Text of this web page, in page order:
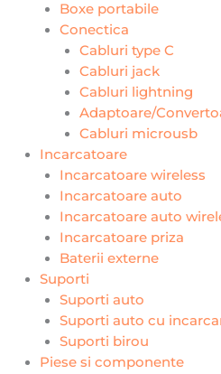
Boxe portabile
Conectica
Cabluri type C
Cabluri jack
Cabluri lightning
Adaptoare/
Cabluri microusb
Incarcatoare
Incarcatoare wireless
Incarcatoare auto
Incarcatoare auto
Incarcatoare priza
Baterii externe
Suporti
Suporti auto
Suporti auto cu
Suporti birou
Piese si componente